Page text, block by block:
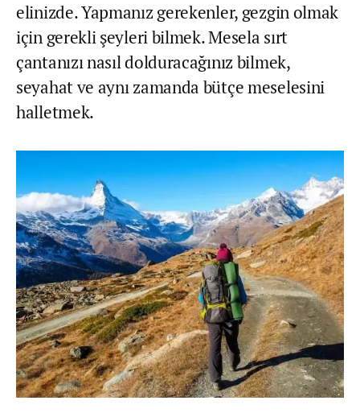
elinizde. Yapmanız gerekenler, gezgin olmak
için gerekli şeyleri bilmek. Mesela sırt
çantanızı nasıl dolduracağınız bilmek,
seyahat ve aynı zamanda bütçe meselesini
halletmek.